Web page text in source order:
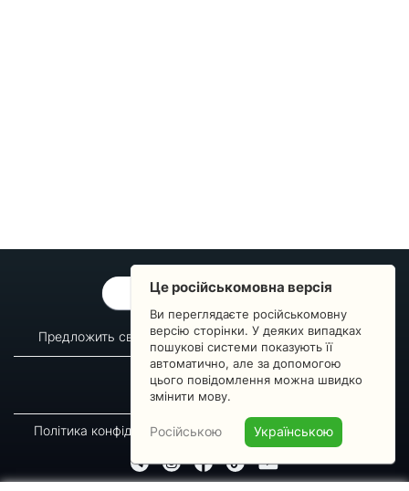
ОБРАТНАЯ СВЯЗЬ
Предложить свой вопрос Статистика изменений
О сервисе
Преподавателям
Новости
Пульс страны
Політика конфіденційності Угода підписника
Це російськомовна версія
Ви переглядаєте російськомовну
версію сторінки. У деяких випадках
пошукові системи показують її
автоматично, але за допомогою
цього повідомлення можна швидко
змінити мову.
Російською Українською